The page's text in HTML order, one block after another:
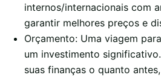
internos/internacionais com
garantir melhores preços e
Orçamento: Uma viagem
um investimento
suas finanças o quanto